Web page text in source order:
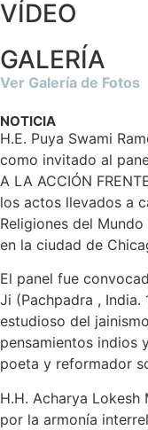
VÍDEO
GALERÍA
Ver Galería de Fotos
NOTICIA
H.E. Puya Swami
como invitado al
A LA ACCIÓN
los actos llevados a
Religiones del
en la ciudad de
El panel fue
Ji (Pachpadra ,
estudioso del
pensamientos indios
poeta y reformador
H.H. Acharya
por la armonía